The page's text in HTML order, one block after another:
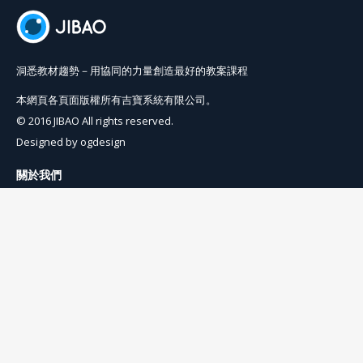
洞悉教材趨勢－用協同的力量創造最好的教案課程
本網頁各頁面版權所有吉寶系統有限公司。
© 2016 JIBAO All rights reserved.
Designed byogdesign
關於我們